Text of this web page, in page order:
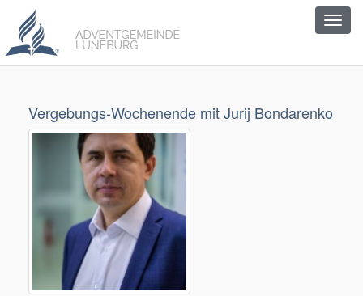
Vergebungs-Wochenende mit Jurij Bondarenko